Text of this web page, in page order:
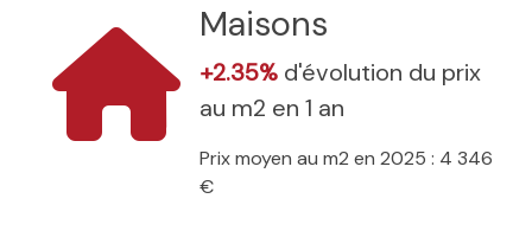
Maisons
+2.35% d'évolution du prix
au m2 en 1 an
Prix moyen au m2 en 2025 : 4 346
€